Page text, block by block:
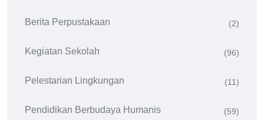
Berita Perpustakaan (2)
Kegiatan Sekolah (96)
Pelestarian Lingkungan (11)
Pendidikan Berbudaya Humanis (59)